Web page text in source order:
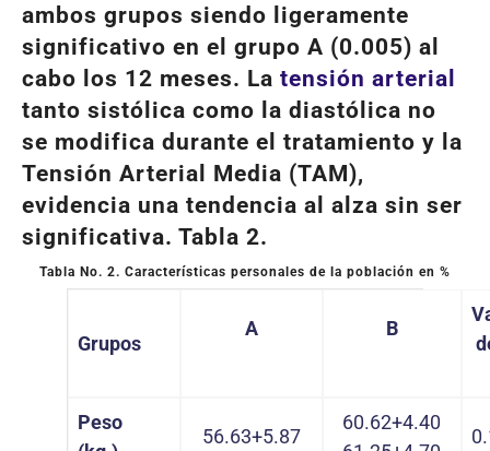
ambos grupos siendo ligeramente
significativo en el grupo A (0.005) al
cabo los 12 meses. La tensión arterial
tanto sistólica como la diastólica no
se modifica durante el tratamiento y la
Tensión Arterial Media (TAM),
evidencia una tendencia al alza sin ser
significativa. Tabla 2.
Tabla No. 2. Características personales de la población en %
Grupos
A B
Peso
56.63+5.87
60.62+4.40